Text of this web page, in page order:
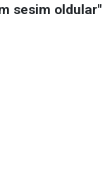
sesim oldular"